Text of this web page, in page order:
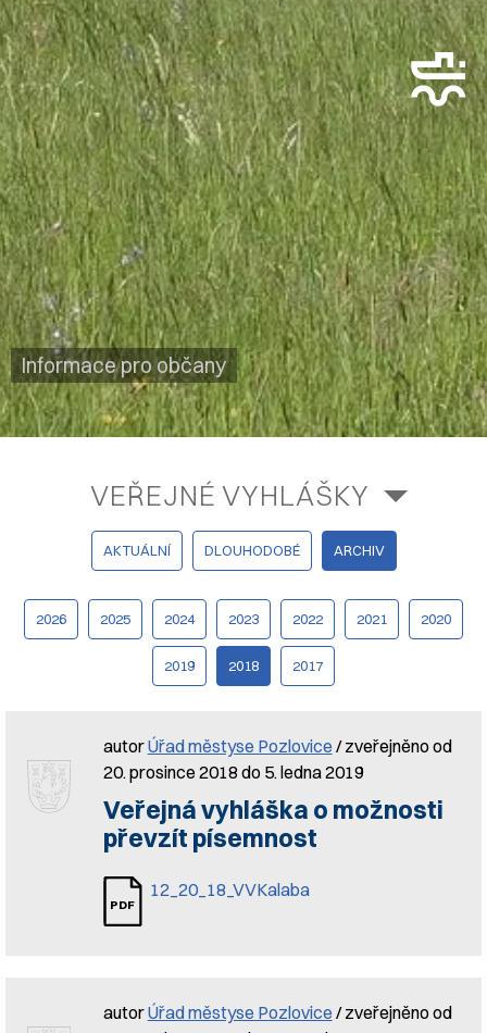
Informace pro občany
VEŘEJNÉ VYHLÁŠKY
AKTUÁLNÍ DLOUHODOBÉ ARCHIV
2026 2025 2024 2023 2022 2021 2020
2019 2018 2017
autorÚřad městyse Pozlovice / zveřejněno od
20. prosince 2018 do 5. ledna 2019
Veřejná vyhláška o možnosti
převzít písemnost
12_20_18_VVKalaba
autorÚřad městyse Pozlovice / zveřejněno od